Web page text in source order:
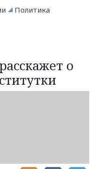
Политика
о